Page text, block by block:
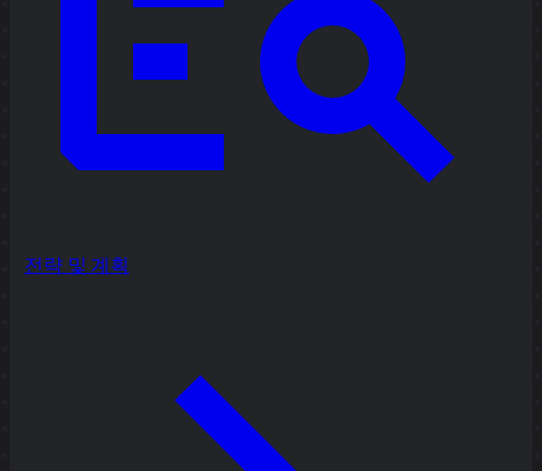
전략 및 계획